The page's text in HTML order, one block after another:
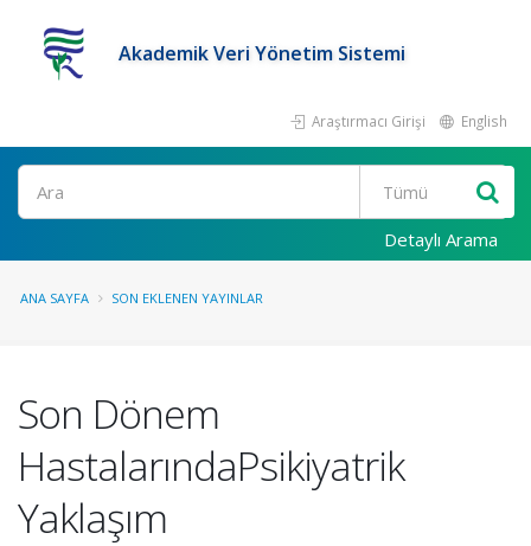
Akademik Veri Yönetim Sistemi
Araştırmacı Girişi English
Ara
Detaylı Arama
ANA SAYFA SON EKLENEN YAYINLAR
Son Dönem
HastalarındaPsikiyatrik
Yaklaşım